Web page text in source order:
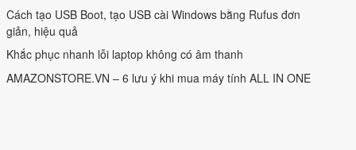
Cách tạo USB Boot, tạo USB cài Windows bằng Rufus đơn
giản, hiệu quả
Khắc phục nhanh lỗi laptop không có âm thanh
AMAZONSTORE.VN – 6 lưu ý khi mua máy tính ALL IN ONE